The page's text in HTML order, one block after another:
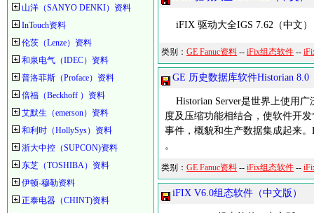
山洋（SANYO DENKI）资料
InTouch资料
伦茨（Lenze）资料
和泉电气（IDEC）资料
普洛菲斯（Proface）资料
倍福（Beckhoff ）资料
艾默生（emerson）资料
和利时（HollySys）资料
浙大中控（SUPCON)资料
东芝（TOSHIBA）资料
伊顿-穆勒资料
正泰电器（CHINT)资料
iFIX 驱动大全IGS 7.62（中文）
类别： GE Fanuc资料 -- iFix组态软件 --
GE 历史数据库软件Historian 8.0
Historian Server是世界上使用广
度及压缩功能相结合，使软件开
事件，概貌和生产数据集成起来
。
类别： GE Fanuc资料 -- iFix组态软件 --
iFIX V6.0组态软件（中文版）